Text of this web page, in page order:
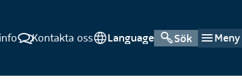
Sök Meny
Kontakta oss Language